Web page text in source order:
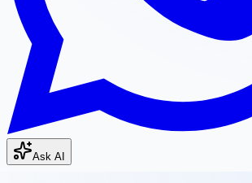
Ask AI